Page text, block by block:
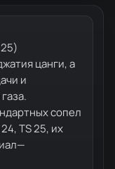
цанги, а
и
сопел
TS 25, их